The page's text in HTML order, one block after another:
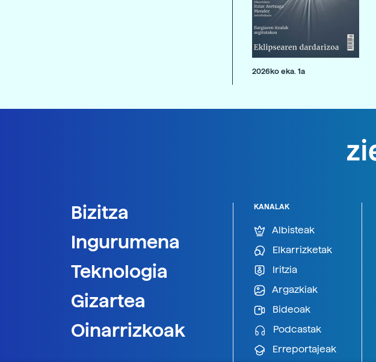
2026ko eka. 1a
Bizitza
Ingurumena
Teknologia
Gizartea
Oinarrizkoak
KANALAK
Albisteak
Elkarrizketak
Iritzia
Argazkiak
Bideoak
Podcastak
Erreportajeak